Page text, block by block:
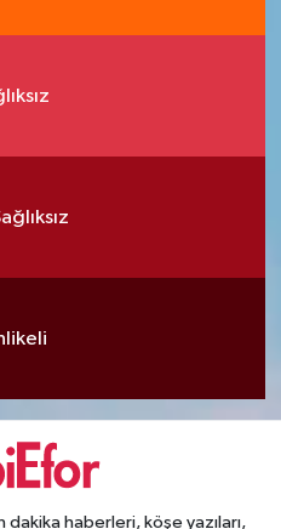
haberleri, köşe yazıları,